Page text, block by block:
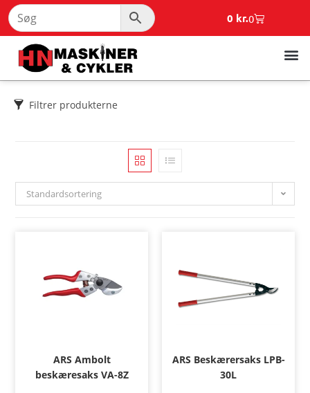
0 kr.0
Filtrer produkterne
Standardsortering
ARS Ambolt
beskæresaks VA-8Z
ARS Beskærersaks LPB-
30L